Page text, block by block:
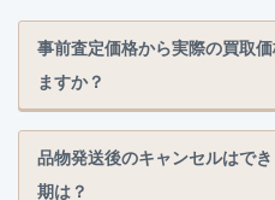
事前査定価格から実際の買取
ますか？
品物発送後のキャンセルはで
期は？